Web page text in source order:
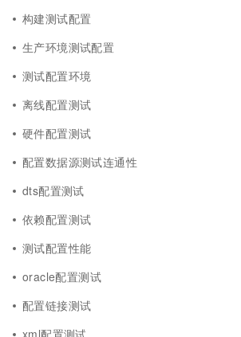
构建测试配置
生产环境测试配置
测试配置环境
离线配置测试
硬件配置测试
配置数据源测试连通性
dts配置测试
依赖配置测试
测试配置性能
oracle配置测试
配置链接测试
xml配置测试